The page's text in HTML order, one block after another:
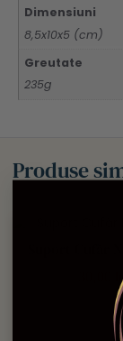
Dimensiuni
8,5x10x5 (cm)
Greutate
235g
Produse
Suport Cufăr